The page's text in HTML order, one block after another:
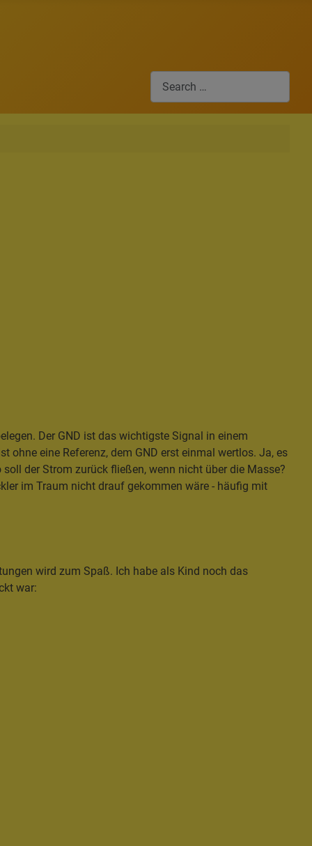
Der GND ist das wichtigste Signal in einem
eine Referenz, dem GND erst einmal wertlos. Ja, es
der Strom zurück fließen, wenn nicht über die Masse?
im Traum nicht drauf gekommen wäre - häufig mit
wird zum Spaß. Ich habe als Kind noch das
war: